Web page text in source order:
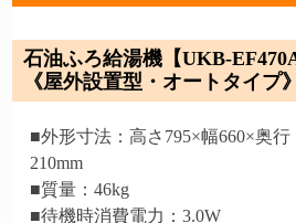
石油ふろ給湯機【UKB-
《屋外設置型・オートタイプ》
■外形寸法：高さ795×幅660×奥行
210mm
■質量：46kg
■待機時消費電力：3.0W